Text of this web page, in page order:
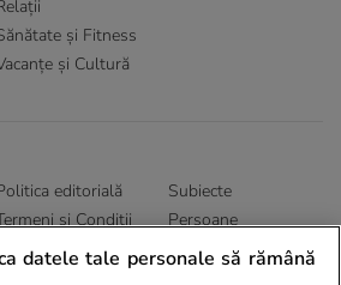
și Fitness
și Cultură
editorială
și Conditii
Abonamente
Subiecte
Persoane
Sitemap
datele tale personale să rămână